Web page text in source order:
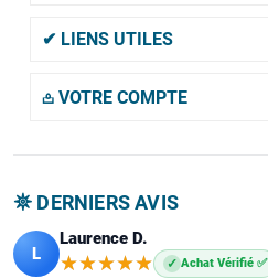
✔ LIENS UTILES
𖡌 VOTRE COMPTE
𖤓 DERNIERS AVIS
L
Laurence D.
★★★★★
★★★★★ ✓ Achat Vérifié ✅